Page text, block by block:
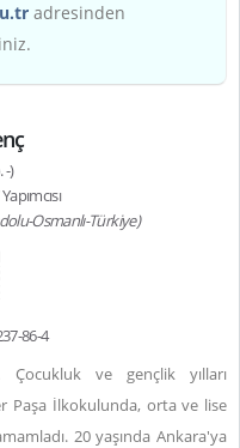
adresinden
-)
Osmanlı-Türkiye)
86-4
ve gençlik yılları
Paşa İlkokulunda, orta ve lise
20 yaşında Ankara'ya